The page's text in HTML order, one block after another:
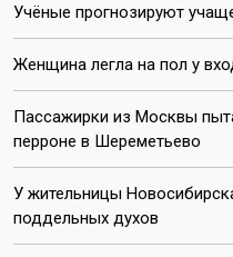
Учёные прогнозируют
Женщина легла на пол у
Пассажирки из Москвы
перроне в Шереметьево
У жительницы
поддельных духов